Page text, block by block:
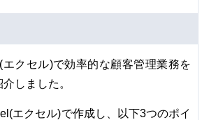
クセル)で効率的な顧客管理業務を
しました。
エクセル)で作成し、以下3つのポイ